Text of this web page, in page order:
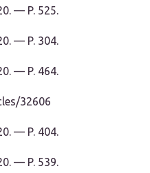
— P. 525.
— P. 304.
— P. 464.
32606
— P. 404.
— P. 539.